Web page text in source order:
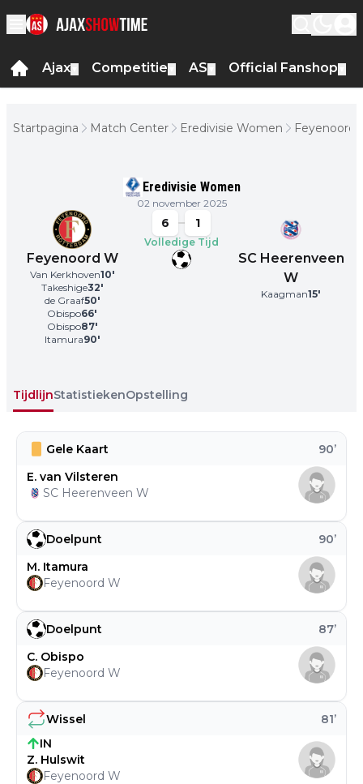
Ajax Competitie AS Official Fanshop
Startpagina Match Center Eredivisie Women
Feyenoord
Eredivisie Women
02 november 2025
Feyenoord W
Van Kerkhoven10'
Takeshige32'
de Graaf50'
Obispo66'
Obispo87'
Itamura90'
6 1
Volledige Tijd
SC Heerenveen
W
Kaagman15'
TijdlijnStatistiekenOpstelling
Wissel 81’
IN
Z. Hulswit
Feyenoord W
Doelpunt 87’
C. Obispo
Feyenoord W
Doelpunt 90’
M. Itamura
Feyenoord W
Gele Kaart 90’
E. van Vilsteren
SC Heerenveen W